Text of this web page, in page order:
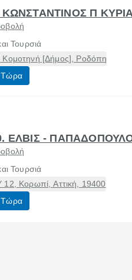
ΚΩΝΣΤΑΝΤΙΝΟΣ Π
Τουρσιά
[Δήμος], Ροδόπη
Τώρα
ΕΛΒΙΣ -
Τουρσιά
Κορωπί, Αττική, 19400
Τώρα